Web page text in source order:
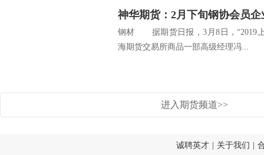
钢材 据期货日报，3月8日，“2019
海期货交易所商品一部高级经理冯...
进入期货频道>>
诚聘英才 关于我们